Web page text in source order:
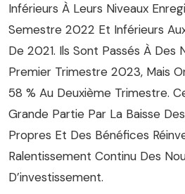
Inférieurs À Leurs Niveaux
Semestre 2022 Et Inférieurs
De 2021. Ils Sont Passés À Des
Premier Trimestre 2023, Mais
58 % Au Deuxième Trimestre.
Grande Partie Par La Baisse
Propres Et Des Bénéfices
Ralentissement Continu Des
D’investissement.